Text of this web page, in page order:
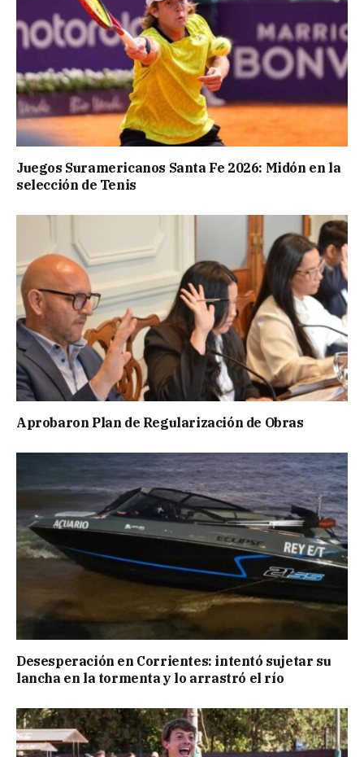
Juegos Suramericanos Santa Fe 2026: Midón en la
selección de Tenis
Aprobaron Plan de Regularización de Obras
Desesperación en Corrientes: intentó sujetar su
lancha en la tormenta y lo arrastró el río